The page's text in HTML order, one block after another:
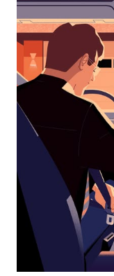
выбрать
дату.
Чтобы
закрыть
календарь,
нажмите
Esc.